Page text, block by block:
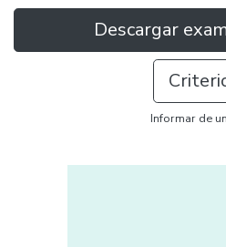
Descargar
Informar de